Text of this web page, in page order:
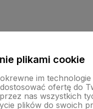
plikami cookie
im
ofertę do
nas wszystkich
plików do swoich